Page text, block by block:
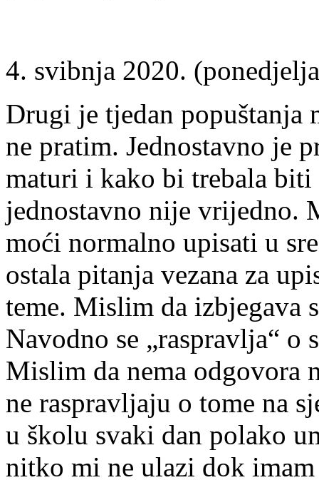
4. svibnja 2020.
Drugi je tjedan popuštanja
ne pratim. Jednostavno je
maturi i kako bi trebala biti
jednostavno nije vrijedno.
moći normalno upisati u
ostala pitanja vezana za
teme. Mislim da izbjegava
Navodno se „raspravlja“ o
Mislim da nema odgovora
ne raspravljaju o tome na
u školu svaki dan polako
nitko mi ne ulazi dok